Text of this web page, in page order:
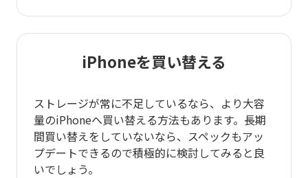
iPhoneを買い替える
ストレージが常に不足しているなら、より大容
量のiPhoneへ買い替える方法もあります。長期
間買い替えをしていないなら、スペックもアッ
プデートできるので積極的に検討してみると良
いでしょう。